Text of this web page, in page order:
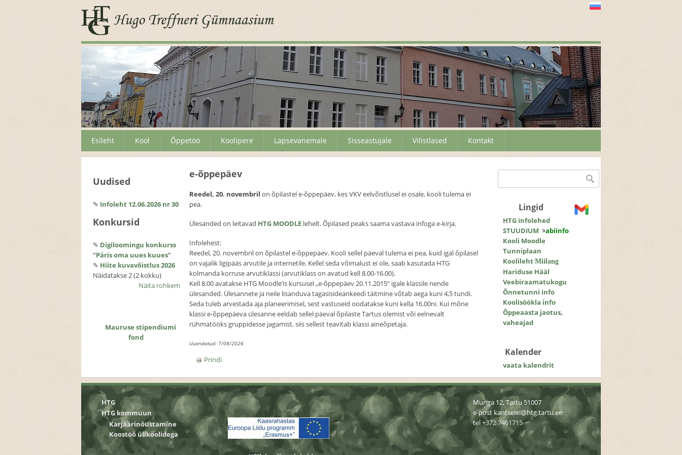
Esileht Kool Õppetöö Koolipere Lapsevanemale Sisseastujale Vilistlased Kontakt
e-õppepäev
Reedel, 20. novembril on õpilastel e-õppepäev, kes VKV eelvõistlusel ei osale, kooli tulema ei
pea.
Ülesanded on leitavad HTG MOODLElehelt. Õpilased peaks saama vastava infoga e-kirja.
Infolehest:
Reedel, 20. novembril on õpilastel e-õppepäev. Kooli sellel päeval tulema ei pea, kuid igal õpilasel
on vajalik ligipääs arvutile ja internetile. Kellel seda võimalust ei ole, saab kasutada HTG
kolmanda korruse arvutiklassi (arvutiklass on avatud kell 8.00-16.00).
Kell 8.00 avatakse HTG Moodle’is kursusel „e-õppepäev 20.11.2015“ igale klassile nende
ülesanded. Ülesannete ja neile lisanduva tagasisideankeedi täitmine võtab aega kuni 4,5 tundi.
Seda tuleb arvestada aja planeerimisel, sest vastuseid oodatakse kuni kella 16.00ni. Kui mõne
klassi e-õppepäeva ülesanne eeldab sellel päeval õpilaste Tartus olemist või eelnevalt
rühmatööks gruppidesse jagamist, siis sellest teavitab klassi aineõpetaja.
Uuendatud: 7/08/2026
Prindi
Uudised
✎ Infoleht 12.06.2026 nr 30
Konkursid
✎ Digiloomingu konkurss
“Päris oma uues kuues”
✎ Hiite kuvavõistlus 2026
Näidatakse 2 (2 kokku)
Näita rohkem
Mauruse stipendiumi
fond
Otsinguvorm
Lingid
HTG infolehed
STUUDIUM >abiinfo
Kooli Moodle
Tunniplaan
KoolilehtMiilang
Hariduse Hääl
Veebiraamatukogu
Õnnetunni info
Koolisöökla info
Õppeaasta jaotus,
vaheajad
Kalender
vaata kalendrit
HTG
HTG kommuun
Karjäärinõustamine
Koostöö ülikoolidega
Munga 12, Tartu 51007
e-post kantselei@htg.tartu.ee
tel+372 7461715